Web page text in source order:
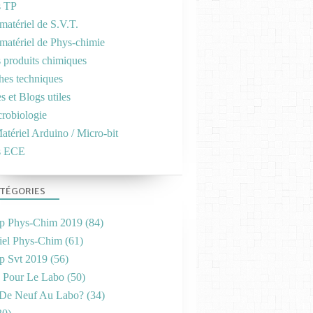
TP
de S.V.T.
de Phys-chimie
produits chimiques
techniques
et Blogs utiles
Arduino / Micro-bit
ECE
Phys-Chim 2019 (84)
Phys-Chim (61)
Svt 2019 (56)
Pour Le Labo (50)
Neuf Au Labo? (34)